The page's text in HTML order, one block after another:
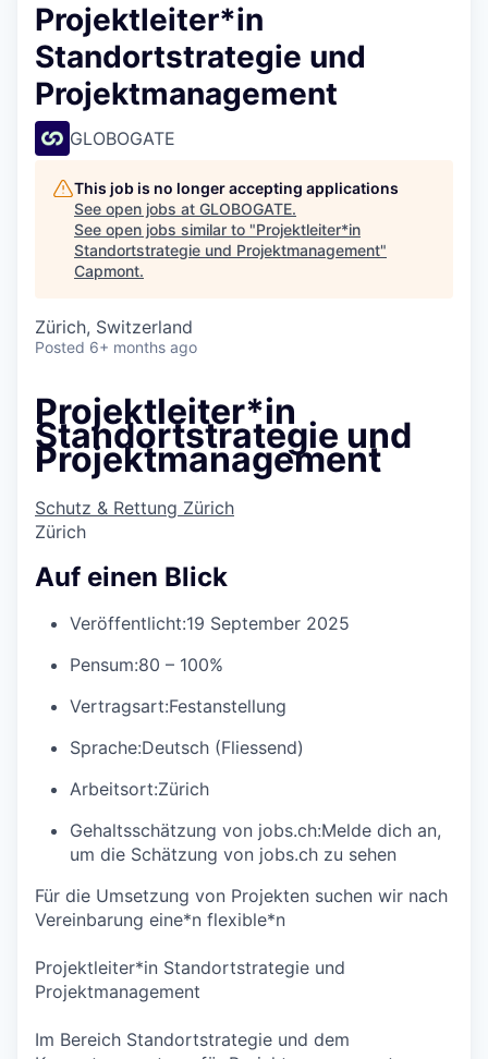
Projektleiter*in
Standortstrategie und
Projektmanagement
GLOBOGATE
This job is no longer accepting applications
See open jobs at GLOBOGATE.
See open jobs similar to "Projektleiter*in
Standortstrategie und Projektmanagement"
Capmont.
Zürich, Switzerland
Posted 6+ months ago
Projektleiter*in
Standortstrategie und
Projektmanagement
Schutz & Rettung Zürich
Zürich
Auf einen Blick
Veröffentlicht:19 September 2025
Pensum:80 – 100%
Vertragsart:Festanstellung
Sprache:Deutsch (Fliessend)
Arbeitsort:Zürich
Gehaltsschätzung von jobs.ch:Melde dich an,
um die Schätzung von jobs.ch zu sehen
Für die Umsetzung von Projekten suchen wir nach
Vereinbarung eine*n flexible*n
Projektleiter*in Standortstrategie und
Projektmanagement
Im Bereich Standortstrategie und dem